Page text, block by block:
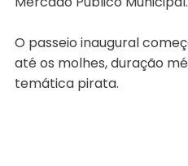
O passeio inaugural
até os molhes, duração
temática pirata.